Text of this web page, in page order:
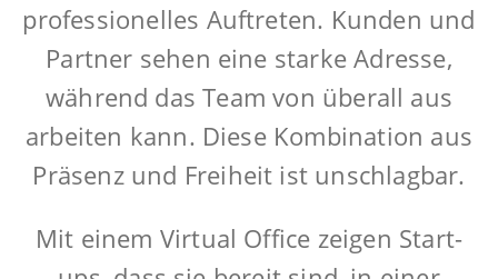
professionelles Auftreten. Kunden und
Partner sehen eine starke Adresse,
während das Team von überall aus
arbeiten kann. Diese Kombination aus
Präsenz und Freiheit ist unschlagbar.
Mit einem Virtual Office zeigen Start-